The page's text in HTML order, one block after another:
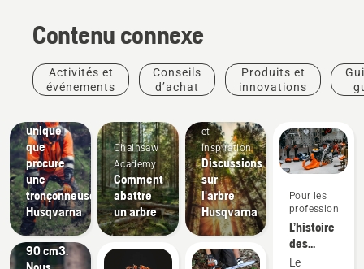
Contenu connexe
Activités et
événements
Conseils
d’achat
Produits et
innovations
Découvrez
unique
que
procure
une
tronçonneuse
Husqvarna
Produits
et
innovations
Les
nouvelles
scies à
chaîne
de
90 cm3.
Chainsaw
Academy
Comment
abattre
un arbre
et
inspiration
Discussions
sur
l'arbre
Husqvarna
Pour les
professionnels
L’histoire
des
nouvelles
Le
Arboristes
et